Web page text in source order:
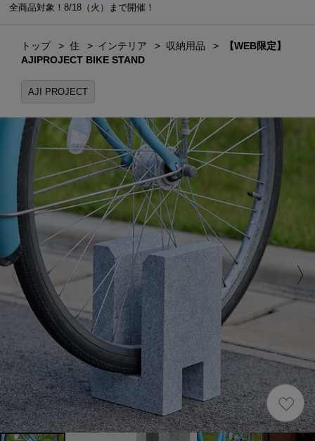
全商品対象！8/18（火）まで開催！
トップ 住 インテリア 収納用品
【WEB限定】
AJIPROJECT BIKE STAND
AJI PROJECT